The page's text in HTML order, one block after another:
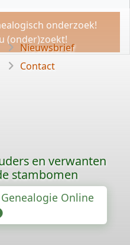
onderzoek!
(onder)zoekt!
Nieuwsbrief
Contact
en verwanten
stambomen
Online